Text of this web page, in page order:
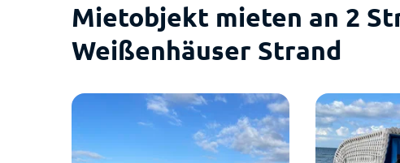
Mietobjekt mieten an 2
Weißenhäuser Strand